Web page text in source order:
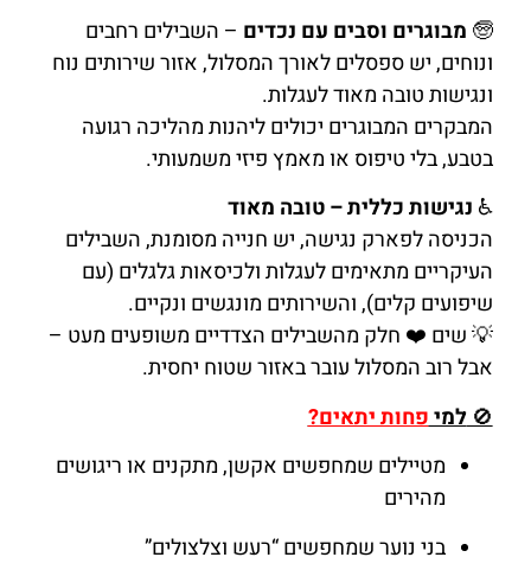
🧓 מבוגרים וסבים עם נכדים – השבילים רחבים
ונוחים, יש ספסלים לאורך המסלול, אזור שירותים נוח
ונגישות טובה מאוד לעגלות.
המבקרים המבוגרים יכולים ליהנות מהליכה רגועה
בטבע, בלי טיפוס או מאמץ פיזי משמעותי.
♿ נגישות כללית – טובה מאוד
הכניסה לפארק נגישה, יש חנייה מסומנת, השבילים
העיקריים מתאימים לעגלות ולכיסאות גלגלים (עם
שיפועים קלים), והשירותים מונגשים ונקיים.
💡 שים ❤️ חלק מהשבילים הצדדיים משופעים מעט –
אבל רוב המסלול עובר באזור שטוח יחסית.
🚫למיפחות יתאים?
מטיילים שמחפשים אקשן, מתקנים או ריגושים
מהירים
בני נוער שמחפשים “רעש וצלצולים”